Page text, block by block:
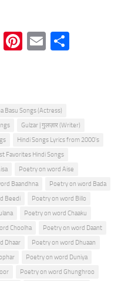
Tumblr
Pinterest
Email
Basu Songs (Actress)
Gulzar | गुलज़ार (Writer)
Hindi Songs Lyrics from 2000's
Favorites Hindi Songs
Poetry on word Aise
Baandhna
Poetry on word Bada
Beedi
Poetry on word Billo
Poetry on word Chaaku
Choolha
Poetry on word Daant
Dhaar
Poetry on word Dhuaan
Poetry on word Duniya
Poetry on word Ghunghroo